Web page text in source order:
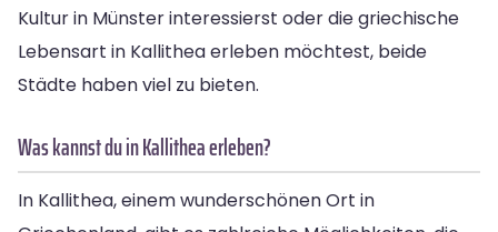
Kultur in Münster interessierst oder die griechische
Lebensart in Kallithea erleben möchtest, beide
Städte haben viel zu bieten.
Was kannst du in Kallithea erleben?
In Kallithea, einem wunderschönen Ort in